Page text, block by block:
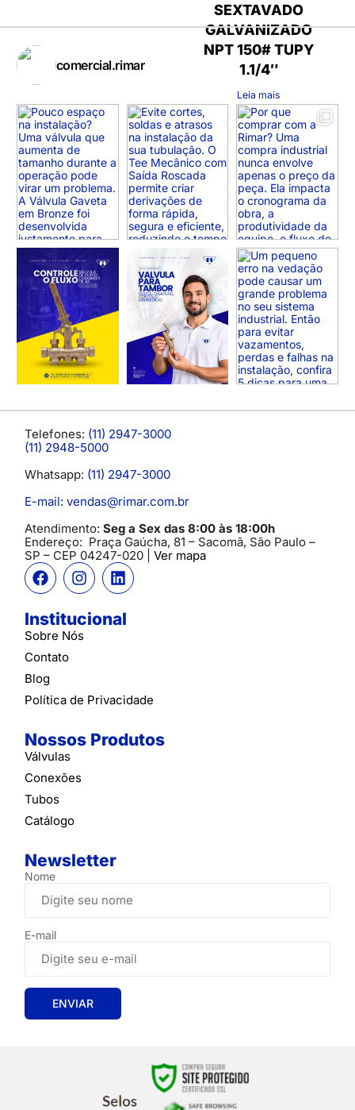
SEXTAVADO
GALVANIZADO
NPT 150# TUPY
1.1/4″
Leia mais
comercial.rimar
Telefones: (11) 2947-3000
(11) 2948-5000
Whatsapp: (11) 2947-3000
E-mail: vendas@rimar.com.br
Atendimento: Seg a Sex das 8:00 às 18:00h
Endereço: Praça Gaúcha, 81 – Sacomã, São Paulo –
SP – CEP 04247-020 | Ver mapa
Institucional
Sobre Nós
Contato
Blog
Política de Privacidade
Nossos Produtos
Válvulas
Conexões
Tubos
Catálogo
Newsletter
Nome
E-mail